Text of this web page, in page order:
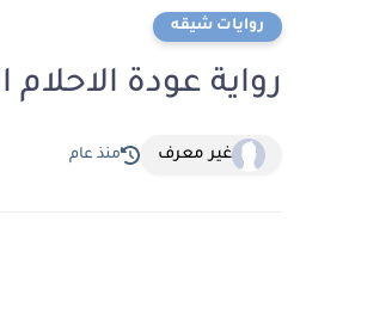
روايات شيقه
رواية عودة الاحلام الوردية
غير معرف منذ عام